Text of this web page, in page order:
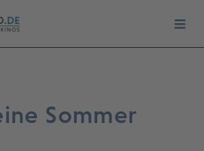
Sommer